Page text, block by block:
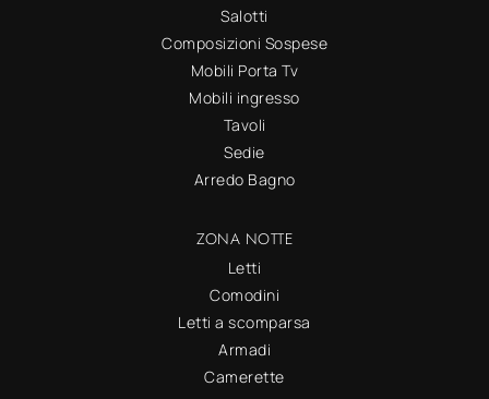
Salotti
Composizioni Sospese
Mobili Porta Tv
Mobili ingresso
Tavoli
Sedie
Arredo Bagno
ZONA NOTTE
Letti
Comodini
Letti a scomparsa
Armadi
Camerette